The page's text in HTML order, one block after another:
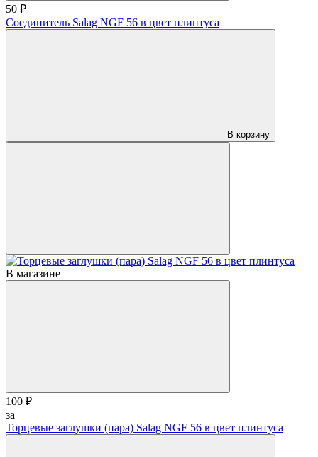
50 ₽
Соединитель Salag NGF 56 в цвет плинтуса
В корзину
В магазине
100 ₽
за
Торцевые заглушки (пара) Salag NGF 56 в цвет плинтуса